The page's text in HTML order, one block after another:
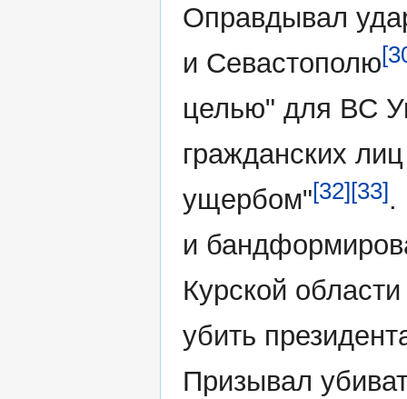
Оправдывал
и Севастополю
целью" для ВС
гражданских
ущербом"[32][33].
и
Курской
убить
Призывал